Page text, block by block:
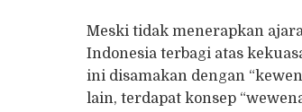
Meski tidak menerapkan
Indonesia terbagi atas
ini disamakan dengan
lain, terdapat konsep